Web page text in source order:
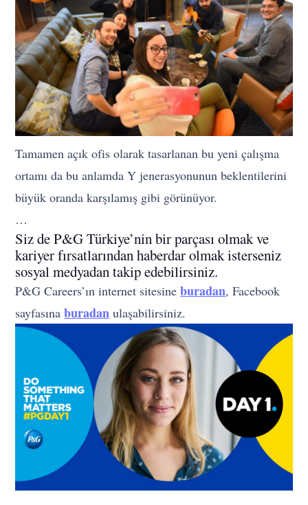
Tamamen açık ofis olarak tasarlanan bu yeni çalışma
ortamı da bu anlamda Y jenerasyonunun beklentilerini
büyük oranda karşılamış gibi görünüyor.
…
Siz de P&G Türkiye’nin bir parçası olmak ve
kariyer fırsatlarından haberdar olmak isterseniz
sosyal medyadan takip edebilirsiniz.
P&G Careers’ın internet sitesineburadan, Facebook
sayfasınaburadan ulaşabilirsiniz.